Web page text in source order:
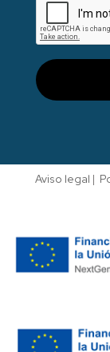
Aviso legal |